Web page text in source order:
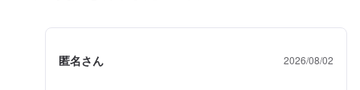
匿名さん 2026/08/02